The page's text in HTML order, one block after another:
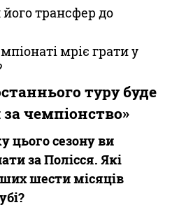
трансфер до
мріє грати у
туру буде
чемпіонство»
цього сезону ви
за Полісся. Які
шести місяців